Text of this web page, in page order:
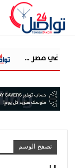
تصفح الوسم